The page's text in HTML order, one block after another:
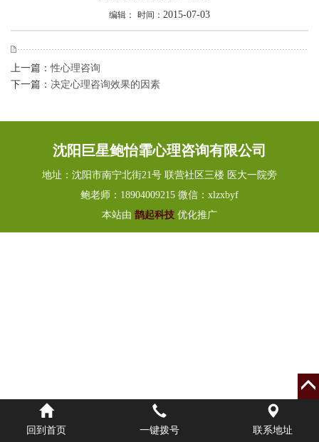
编辑： 时间： 2015-07-03
上一篇：性心理咨询
下一篇： 决定心理咨询效果的因素
沈阳巨星鲍怡霏心理咨询有限公司
地址：沈阳市南宁北街21号 联营社区三楼 医大一院旁
鲍老师：18904009215 微信：xlzxbyf
本站由 鹊起科技 优化推广
回到首页 一键拨号 联系地址